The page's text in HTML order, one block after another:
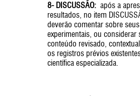
8- DISCUSSÃO: após a
resultados, no item
deverão comentar sobre
experimentais, ou considerar
conteúdo revisado,
os registros prévios
científica especializada.